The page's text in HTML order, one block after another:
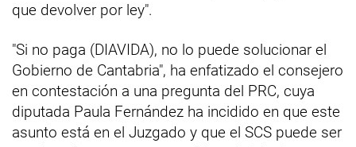
que devolver por ley".
"Si no paga (DIAVIDA), no lo puede solucionar el
Gobierno de Cantabria", ha enfatizado el consejero
en contestación a una pregunta del PRC, cuya
diputada Paula Fernández ha incidido en que este
asunto está en el Juzgado y que el SCS puede ser